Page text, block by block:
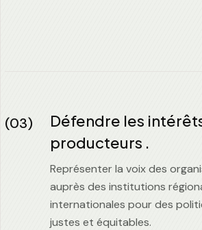
(03)
Défendre les
producteurs .
Représenter la voix des
auprès des institutions
internationales pour des
justes et équitables.